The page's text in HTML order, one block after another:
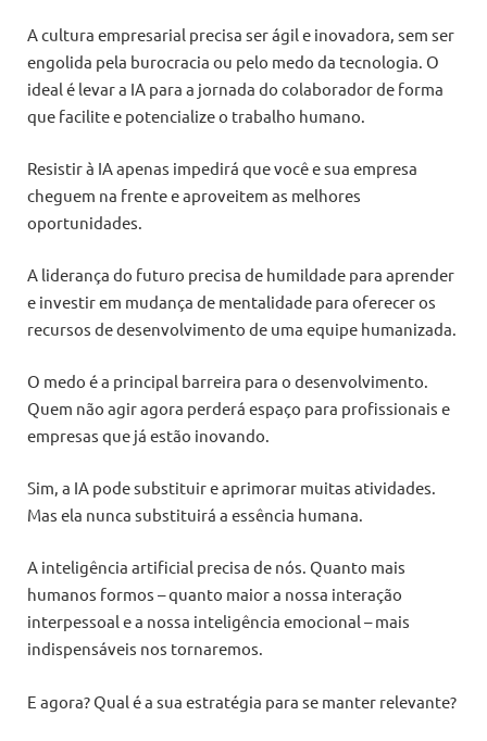
A cultura empresarial precisa ser ágil e inovadora, sem ser
engolida pela burocracia ou pelo medo da tecnologia. O
ideal é levar a IA para a jornada do colaborador de forma
que facilite e potencialize o trabalho humano.
Resistir à IA apenas impedirá que você e sua empresa
cheguem na frente e aproveitem as melhores
oportunidades.
A liderança do futuro precisa de humildade para aprender
e investir em mudança de mentalidade para oferecer os
recursos de desenvolvimento de uma equipe humanizada.
O medo é a principal barreira para o desenvolvimento.
Quem não agir agora perderá espaço para profissionais e
empresas que já estão inovando.
Sim, a IA pode substituir e aprimorar muitas atividades.
Mas ela nunca substituirá a essência humana.
A inteligência artificial precisa de nós. Quanto mais
humanos formos – quanto maior a nossa interação
interpessoal e a nossa inteligência emocional – mais
indispensáveis nos tornaremos.
E agora? Qual é a sua estratégia para se manter relevante?